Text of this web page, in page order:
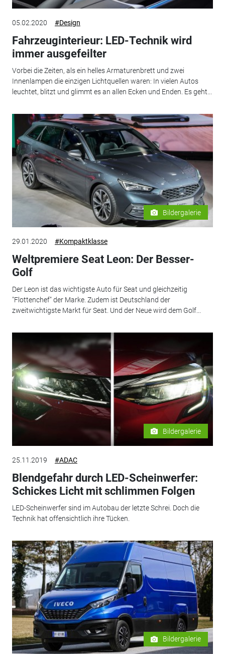
05.02.2020 #Design
Fahrzeuginterieur: LED-Technik wird
immer ausgefeilter
Vorbei die Zeiten, als ein helles Armaturenbrett und zwei
Innenlampen die einzigen Lichtquellen waren: In vielen Autos
leuchtet, blitzt und glimmt es an allen Ecken und Enden. Es geht...
Bildergalerie
29.01.2020 #Kompaktklasse
Weltpremiere Seat Leon: Der Besser-
Golf
Der Leon ist das wichtigste Auto für Seat und gleichzeitig
"Flottenchef" der Marke. Zudem ist Deutschland der
zweitwichtigste Markt für Seat. Und der Neue wird dem Golf...
Bildergalerie
25.11.2019 #ADAC
Blendgefahr durch LED-Scheinwerfer:
Schickes Licht mit schlimmen Folgen
LED-Scheinwerfer sind im Autobau der letzte Schrei. Doch die
Technik hat offensichtlich ihre Tücken.
Bildergalerie